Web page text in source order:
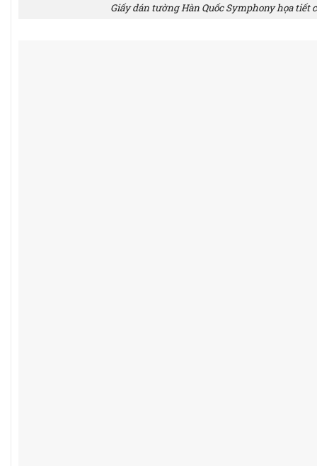
Giấy dán tường Hàn Quốc Symphony họa tiết